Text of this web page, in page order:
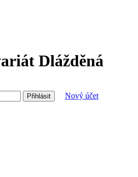
Dlážděná
Nový účet